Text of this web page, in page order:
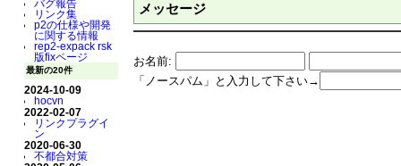
バグ報告
リンク集
p2の仕様や開発
に関する情報
rep2-expack rsk
版fixページ
最新の20件
2024-10-09
hocvn
2022-02-07
リンクプラグイ
ン
2020-06-30
不都合対策
メッセージ
お名前:
「ノースパム」と入力して下さい→